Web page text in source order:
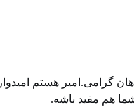
گرامی.امیر هستم
هم مفید باشه.